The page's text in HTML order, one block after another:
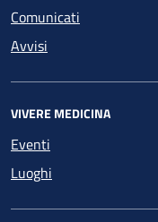
Comunicati
Avvisi
VIVERE MEDICINA
Eventi
Luoghi